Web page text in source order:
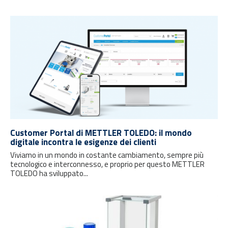
Customer Portal di METTLER TOLEDO: il mondo
digitale incontra le esigenze dei clienti
Viviamo in un mondo in costante cambiamento, sempre più
tecnologico e interconnesso, e proprio per questo METTLER
TOLEDO ha sviluppato...